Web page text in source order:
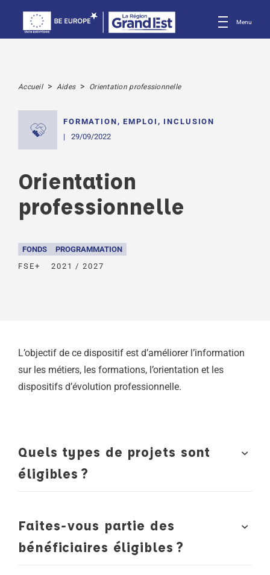
Menu
Accueil > Aides > Orientation professionnelle
FORMATION, EMPLOI, INCLUSION
29/09/2022
Orientation
professionnelle
FONDS
FSE+
PROGRAMMATION
2021 / 2027
L’objectif de ce dispositif est d’améliorer l’information
sur les métiers, les formations, l’orientation et les
dispositifs d’évolution professionnelle.
Quels types de projets sont
éligibles ?
Faites-vous partie des
bénéficiaires éligibles ?